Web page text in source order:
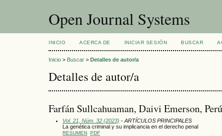
Open Journal Systems
INICIO ACERCA DE INICIAR SESIÓN BUSCAR
Inicio > Buscar > Detalles de autor/a
Detalles de autor/a
Farfán Sullcahuaman, Daivi Emerson, Perú
Vol. 21, Núm. 32 (2023) - ARTÍCULOS PRINCIPALES
La genética criminal y su implicancia en el derecho penal
RESUMEN PDF